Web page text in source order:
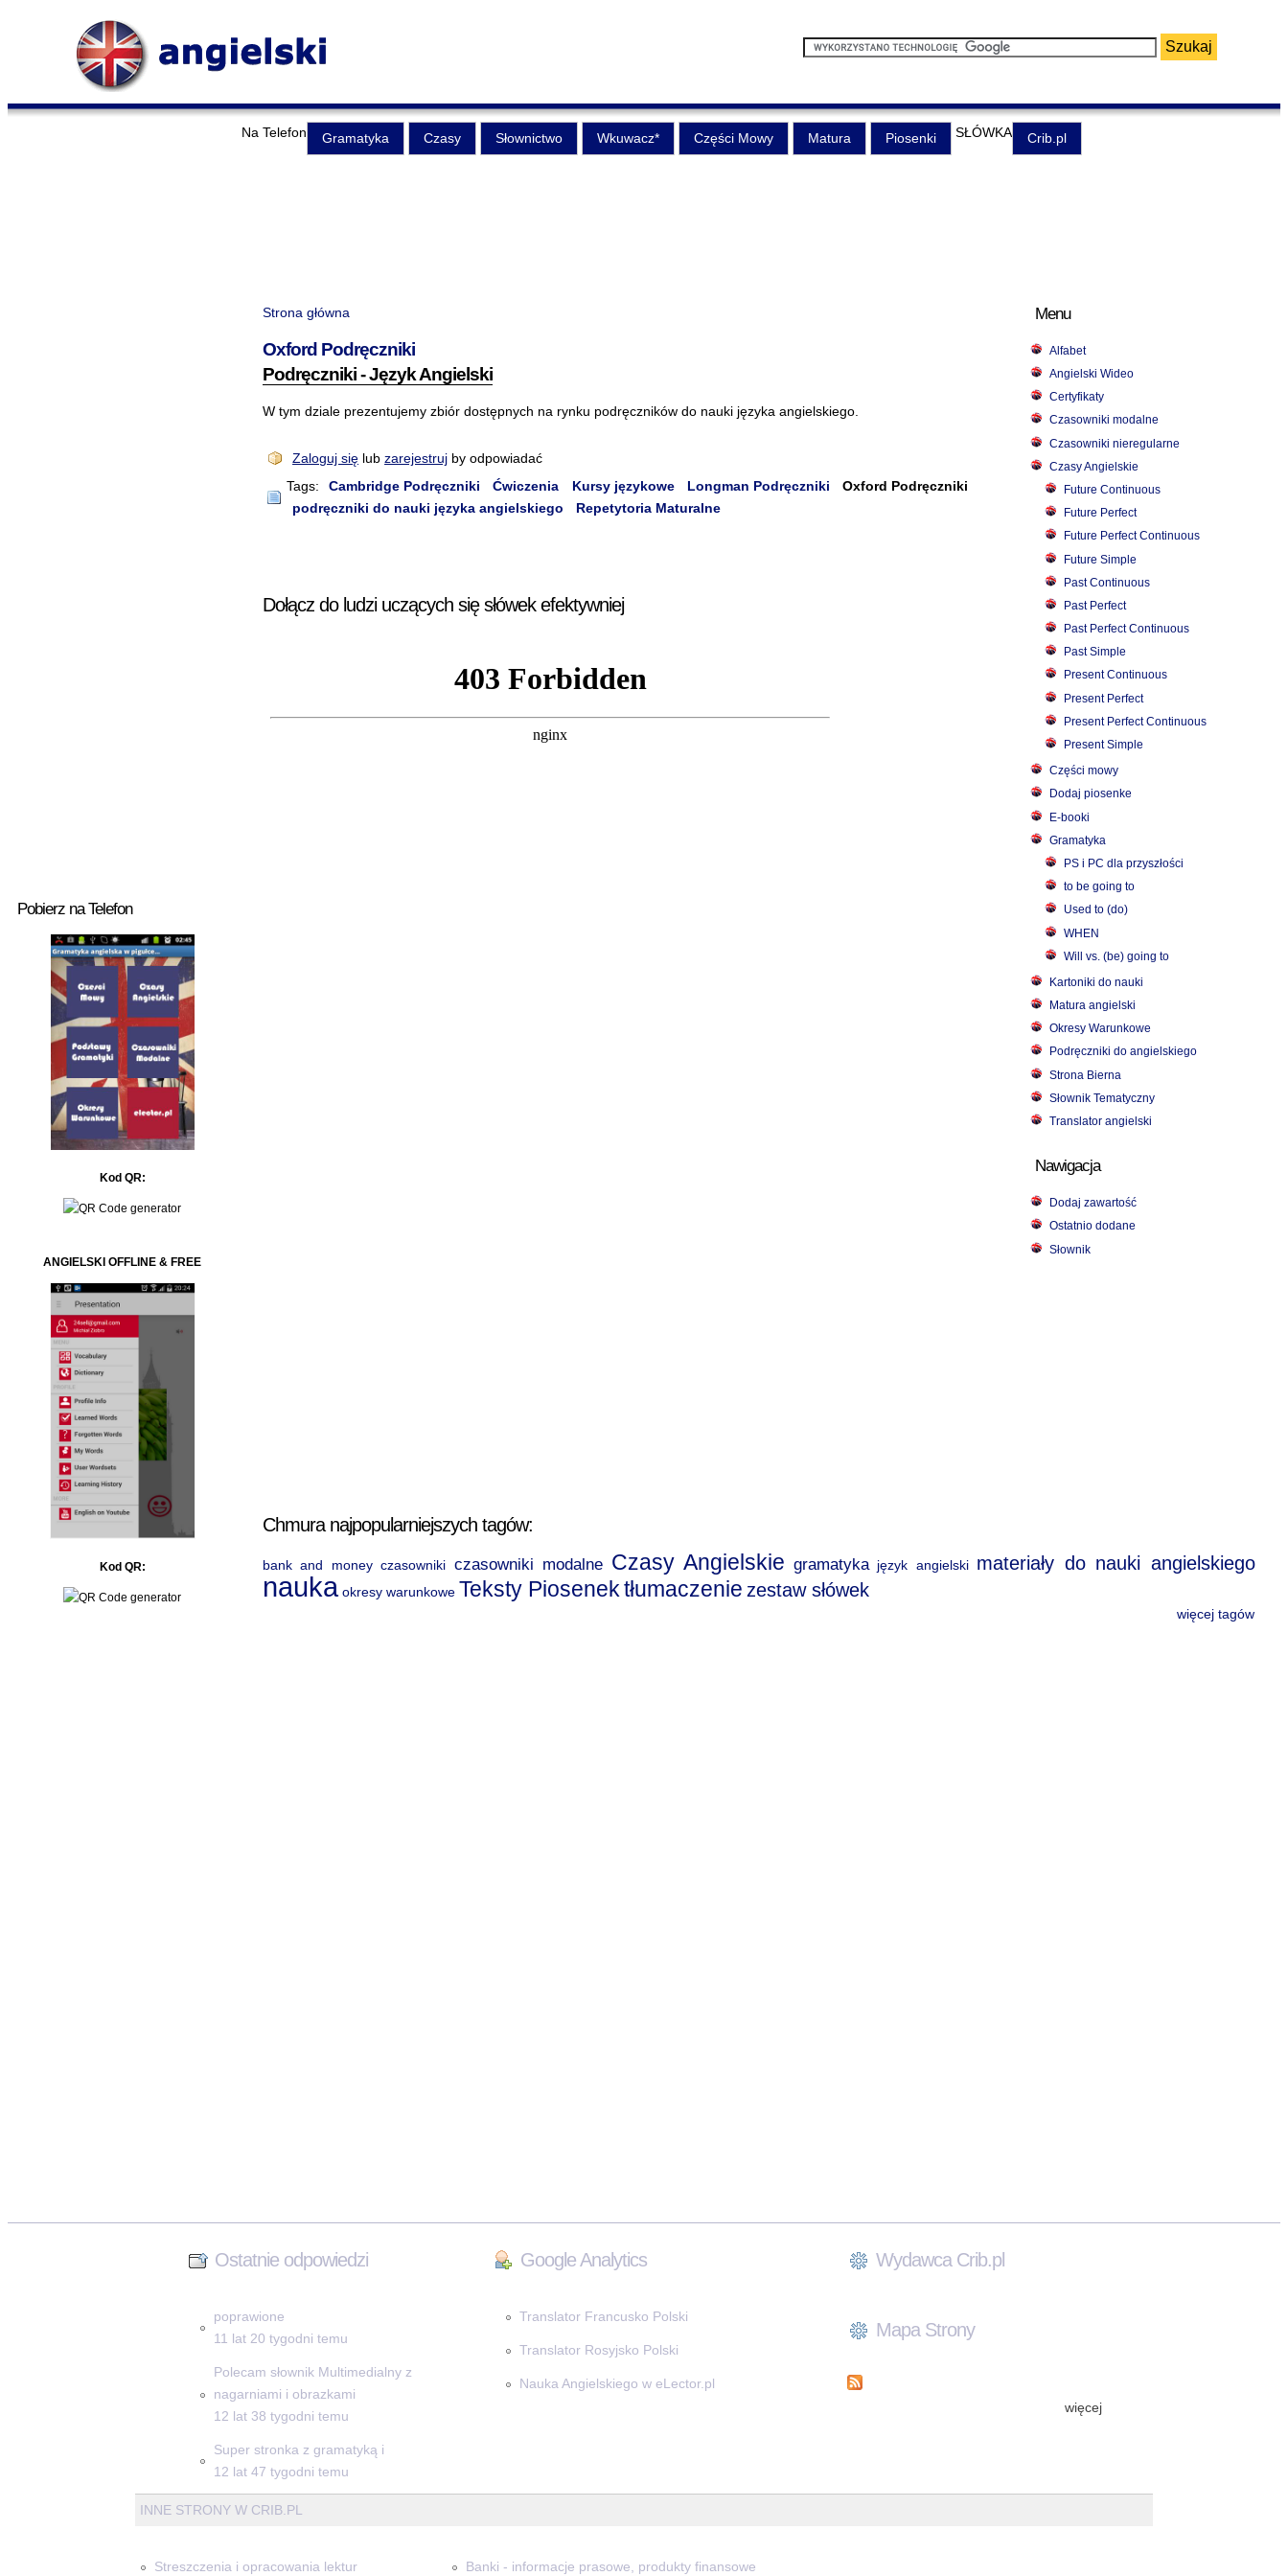
Na Telefon Gramatyka Czasy Słownictwo Wkuwacz* Części Mowy Matura Piosenki SŁÓWKA Crib.pl
Menu
Alfabet
Angielski Wideo
Certyfikaty
Czasowniki modalne
Czasowniki nieregularne
Czasy Angielskie
Future Continuous
Future Perfect
Future Perfect Continuous
Future Simple
Past Continuous
Past Perfect
Past Perfect Continuous
Past Simple
Present Continuous
Present Perfect
Present Perfect Continuous
Present Simple
Części mowy
Dodaj piosenke
E-booki
Gramatyka
PS i PC dla przyszłości
to be going to
Used to (do)
WHEN
Will vs. (be) going to
Kartoniki do nauki
Matura angielski
Okresy Warunkowe
Podręczniki do angielskiego
Strona Bierna
Słownik Tematyczny
Translator angielski
Nawigacja
Dodaj zawartość
Ostatnio dodane
Słownik
Pobierz na Telefon
Kod QR:
ANGIELSKI OFFLINE & FREE
Kod QR:
Strona główna
Oxford Podręczniki
Podręczniki - Język Angielski
W tym dziale prezentujemy zbiór dostępnych na rynku podręczników do nauki języka angielskiego.
Zaloguj się lubzarejestruj by odpowiadać
Tags:
Cambridge Podręczniki Ćwiczenia Kursy językowe Longman Podręczniki
Oxford Podręczniki
podręczniki do nauki języka angielskiego
Repetytoria Maturalne
Dołącz do ludzi uczących się słówek efektywniej
Chmura najpopularniejszych tagów:
bank and money czasowniki czasowniki modalne Czasy Angielskie gramatyka język angielski materiały do nauki angielskiego
nauka okresy warunkowe Teksty Piosenektłumaczenie zestaw słówek
więcej tagów
Ostatnie odpowiedzi
poprawione
11 lat 20 tygodni temu
Polecam słownik Multimedialny z
nagarniami i obrazkami
12 lat 38 tygodni temu
Super stronka z gramatyką i
12 lat 47 tygodni temu
Google Analytics
Translator Francusko Polski
Translator Rosyjsko Polski
Nauka Angielskiego w eLector.pl
Wydawca Crib.pl
Mapa Strony
więcej
INNE STRONY W CRIB.PL
Streszczenia i opracowania lektur
Banki - informacje prasowe, produkty finansowe